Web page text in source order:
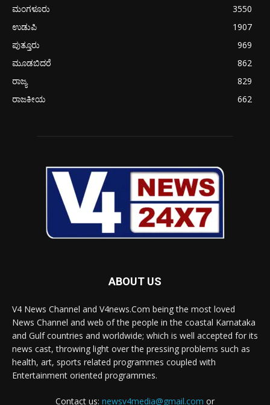
ಮಂಗಳೂರು
3550
ಉಡುಪಿ
1907
ಪುತ್ತೂರು
969
ಮೂಡಬಿದರೆ
862
ರಾಜ್ಯ
829
ರಾಜಕೀಯ
662
ABOUT US
V4 News Channel and V4news.Com being the most loved
News Channel and web of the people in the coastal Karnataka
and Gulf countries and worldwide; which is well accepted for its
news cast, throwing light over the pressing problems such as
health, art, sports related programmes coupled with
Entertainment oriented programmes.
Contact us: newsv4media@gmail.com or